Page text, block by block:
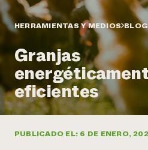
Informes anuales y
Historias de impacto
Informe de
impacto 2024
LEER EL INFORME
Latinos en la agricultura
Sistemas alimentarios locales
Agricultura urbana
Las mujeres en la agricultura
Evento anual de reciclaje
Blog
Podcasts
Publicaciones
Cursos cortos
Vídeos
Asociaciones empresariales
Donar
Donaciones planificadas
Boletín
Consultas de los medios de
HERRAMIENTAS Y MEDIOS
Granjas
eficientes
PUBLICADO EL: 6 DE ENERO,